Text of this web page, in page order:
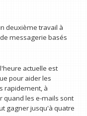
deuxième travail à
messagerie basés
actuelle est
pour aider les
rapidement, à
quand les e-mails sont
gagner jusqu'à quatre